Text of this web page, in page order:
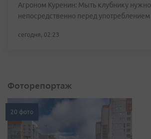
Агроном Куренин: Мыть клубнику нужно
непосредственно перед употреблением
сегодня, 02:23
Фоторепортаж
20 фото